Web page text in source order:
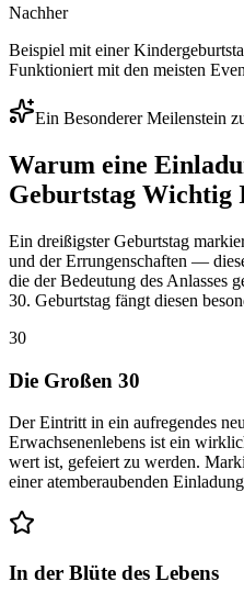
Nachher
Beispiel mit einer
Funktioniert mit den meisten
Ein Besonderer Meilenstein
Warum eine
Geburtstag Wichtig
Ein dreißigster Geburtstag
und der Errungenschaften —
die der Bedeutung des Anlasses
30. Geburtstag fängt diesen
30
Die Großen 30
Der Eintritt in ein aufregendes
Erwachsenenlebens ist ein
wert ist, gefeiert zu werden.
einer atemberaubenden
In der Blüte des Lebens